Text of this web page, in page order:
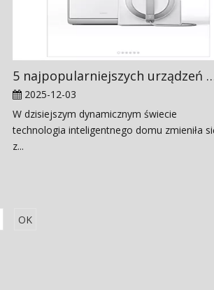
5 najpopularniejszych urządzeń do
2025-12-03
W dzisiejszym dynamicznym świecie
technologia inteligentnego domu zmieniła
z...
OK